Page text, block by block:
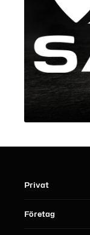
Privat
Företag